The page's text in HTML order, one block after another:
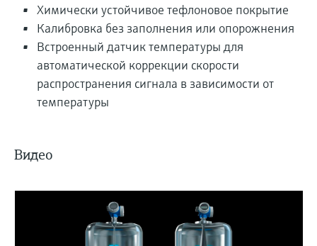
Химически устойчивое тефлоновое покрытие
Калибровка без заполнения или опорожнения
Встроенный датчик температуры для
автоматической коррекции скорости
распространения сигнала в зависимости от
температуры
Видео